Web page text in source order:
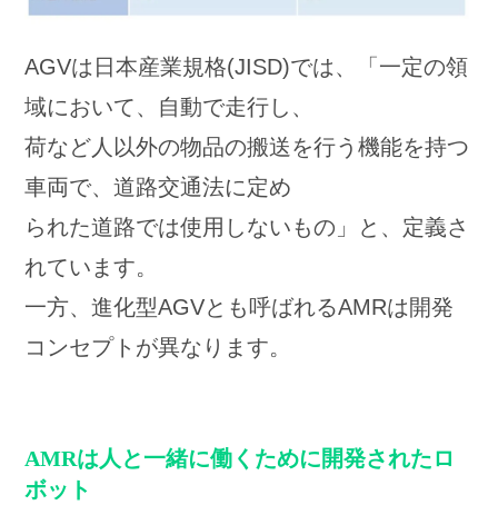
AGVは日本産業規格(JISD)では、「一定の領
域において、自動で走行し、
荷など人以外の物品の搬送を行う機能を持つ
車両で、道路交通法に定め
られた道路では使用しないもの」と、定義さ
れています。
一方、進化型AGVとも呼ばれるAMRは開発
コンセプトが異なります。
AMRは人と一緒に働くために開発されたロ
ボット